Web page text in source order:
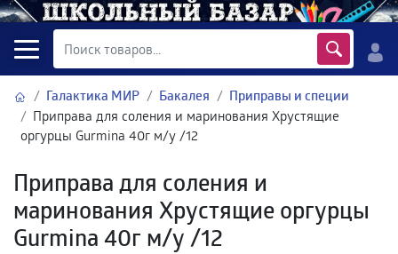
Галактика МИР Бакалея Приправы и специи
Приправа для соления и маринования Хрустящие
оргурцы Gurmina 40г м/у /12
Приправа для соления и
маринования Хрустящие оргурцы
Gurmina 40г м/у /12